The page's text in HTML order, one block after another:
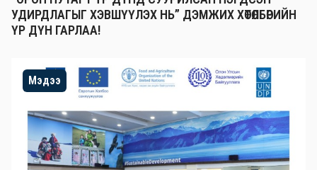
УДИРДЛАГЫГ ХЭВШҮҮЛЭХ НЬ” ДЭМЖИХ ХӨТӨЛБӨРИЙН
ҮР ДҮН ГАРЛАА!
Мэдээ